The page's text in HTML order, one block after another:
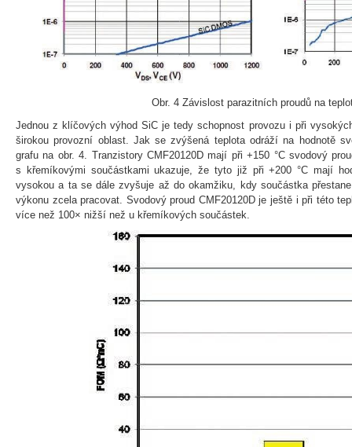
Obr. 4 Závislost parazitních proudů na
Jednou z klíčových výhod SiC je tedy schopnost provozu i při
širokou provozní oblast. Jak se zvýšená teplota odráží na hodnotě
grafu na obr. 4. Tranzistory CMF20120D mají při +150 °C svodový
s křemíkovými součástkami ukazuje, že tyto již při +200 °C mají
vysokou a ta se dále zvyšuje až do okamžiku, kdy součástka
výkonu zcela pracovat. Svodový proud CMF20120D je ještě i při této
více než 100× nižší než u křemíkových součástek.